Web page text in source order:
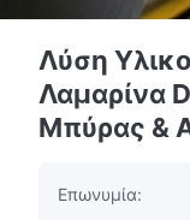
Λύση
Λαμαρίνα
Μπύρας &
Επωνυμία: